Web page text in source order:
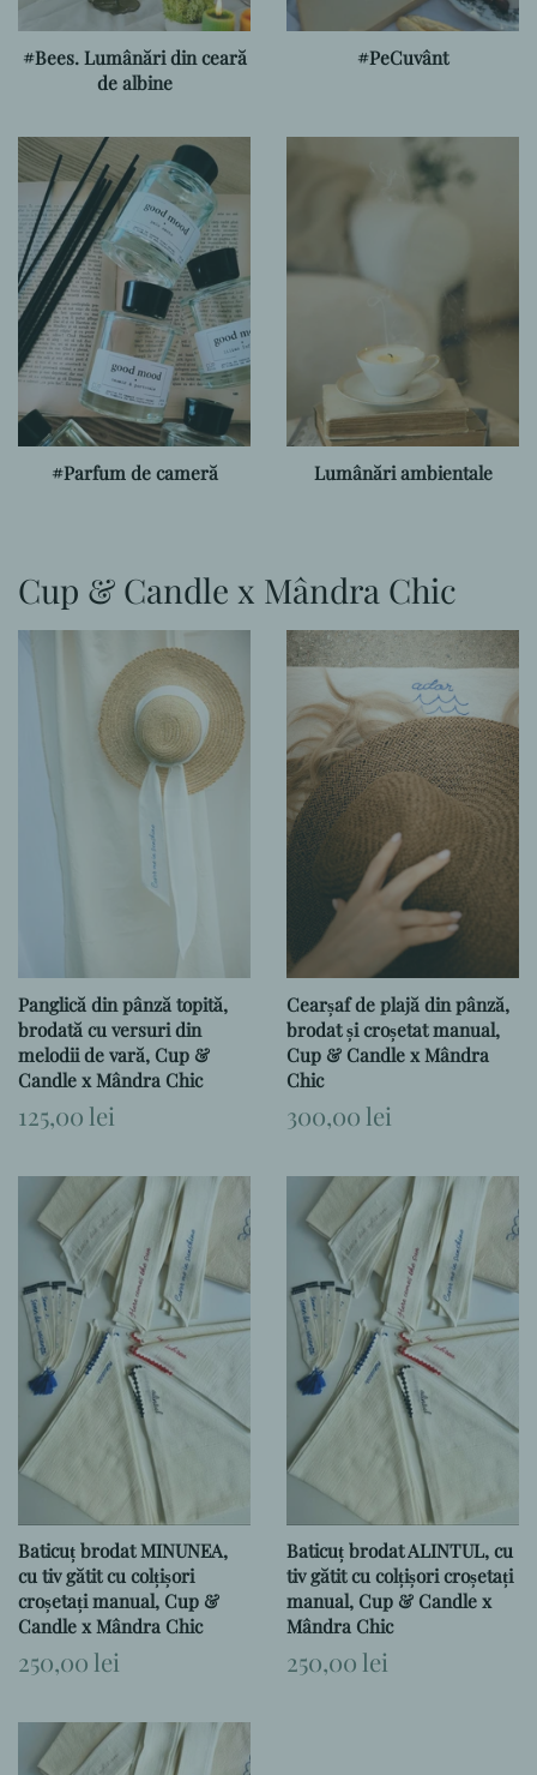
#Bees. Lumânări din ceară
de albine
#PeCuvânt
#Parfum de cameră Lumânări ambientale
Cup & Candle x Mândra Chic
Panglică din pânză topită,
brodată cu versuri din
melodii de vară, Cup &
Candle x Mândra Chic
Preț
obișnuit
125,00 lei
Cearșaf de plajă din pânză,
brodat și croșetat manual,
Cup & Candle x Mândra
Chic
Preț
obișnuit
300,00 lei
Baticuț brodat MINUNEA,
cu tiv gătit cu colțișori
croșetați manual, Cup &
Candle x Mândra Chic
Preț
obișnuit
250,00 lei
Baticuț brodat ALINTUL, cu
tiv gătit cu colțișori croșetați
manual, Cup & Candle x
Mândra Chic
Preț
obișnuit
250,00 lei